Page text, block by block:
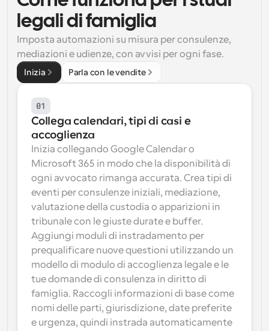
Programmazione potenziata con chiamate
supportate dall'IA
Flussi di lavoro
Automatizzare la pianificazione e i promemoria
Blog
Rimani aggiornato con le ultime notizie e aggiornamenti
Riunioni Instantanee
Incontrare i clienti in pochi minuti
Link di Gruppo Dinamico
Prenota senza sforzo riunioni con più persone
Webhook
Ricevi una notifica quando succede qualcosa
legali di famiglia
Imposta automazioni su misura per consulenze,
mediazioni e udienze, con avvisi per ogni fase.
Inizia Parla con le vendite
01
Collega calendari, tipi di casi e
accoglienza
Inizia collegando Google Calendar o
Microsoft 365 in modo che la disponibilità di
ogni avvocato rimanga accurata. Crea tipi di
eventi per consulenze iniziali, mediazione,
valutazione della custodia o apparizioni in
tribunale con le giuste durate e buffer.
Aggiungi moduli di instradamento per
prequalificare nuove questioni utilizzando un
modello di modulo di accoglienza legale e le
tue domande di consulenza in diritto di
famiglia. Raccogli informazioni di base come
nomi delle parti, giurisdizione, date preferite
e urgenza, quindi instrada automaticamente